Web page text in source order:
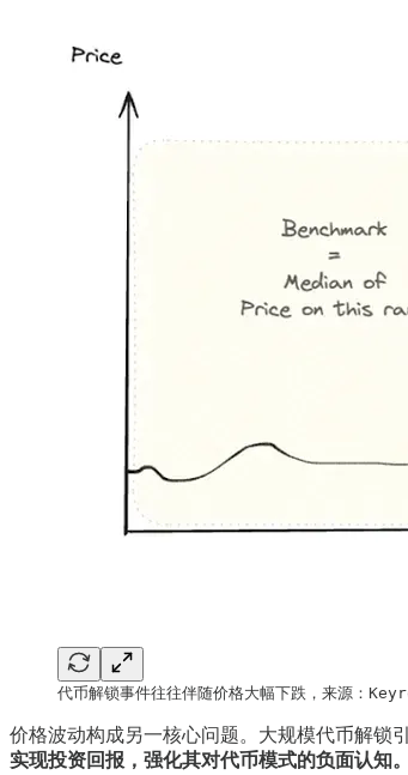
代币解锁事件往往伴随价格大幅下跌，来源：
价格波动构成另一核心问题。大规模代币解锁
实现投资回报，强化其对代币模式的负面认知。